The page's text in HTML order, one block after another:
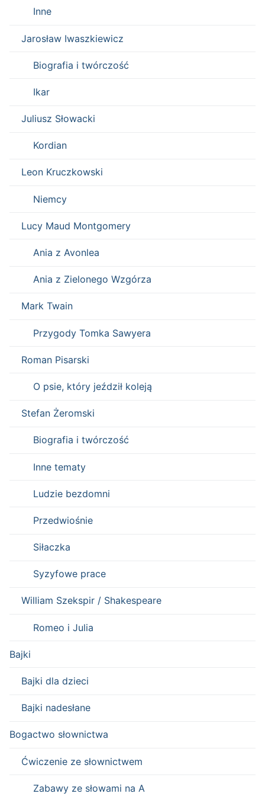
Inne
Jarosław Iwaszkiewicz
Biografia i twórczość
Ikar
Juliusz Słowacki
Kordian
Leon Kruczkowski
Niemcy
Lucy Maud Montgomery
Ania z Avonlea
Ania z Zielonego Wzgórza
Mark Twain
Przygody Tomka Sawyera
Roman Pisarski
O psie, który jeździł koleją
Stefan Żeromski
Biografia i twórczość
Inne tematy
Ludzie bezdomni
Przedwiośnie
Siłaczka
Syzyfowe prace
William Szekspir / Shakespeare
Romeo i Julia
Bajki
Bajki dla dzieci
Bajki nadesłane
Bogactwo słownictwa
Ćwiczenie ze słownictwem
Zabawy ze słowami na A